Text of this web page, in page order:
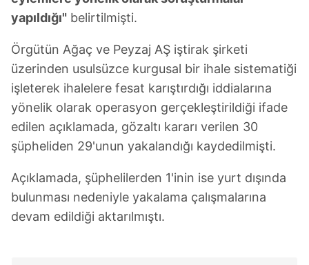
toplumu hizmetlerinin sunulması amacıyla
kılınması ve kişiselleştirilmesi ve sizlere yönelik
reklam/pazarlama faaliyetlerinin yapılması, amaçlarıyla
sınırlı olarak açık rızanız dahilinde kullanılacaktır.
Çerezlere ilişkin tercihlerinizi aşağıda yer alan panel
vasıtasıyla belirleyebilirsiniz. Çerezlere ilişkin detaylı bilgi
için Ayarlar butonuna tıklayabilir,Çerez Bilgilendirme
6698 sayılı Kişisel Verilerin Korunması Kanunu uyarınca
hazırlanmış Aydınlatma Metnimizi okumak ve sitemizde
yapıldığı" belirtilmişti.
Örgütün Ağaç ve Peyzaj AŞ iştirak şirketi
üzerinden usulsüzce kurgusal bir ihale sistematiği
işleterek ihalelere fesat karıştırdığı iddialarına
yönelik olarak operasyon gerçekleştirildiği ifade
edilen açıklamada, gözaltı kararı verilen 30
şüpheliden 29'unun yakalandığı kaydedilmişti.
Açıklamada, şüphelilerden 1'inin ise yurt dışında
bulunması nedeniyle yakalama çalışmalarına
devam edildiği aktarılmıştı.